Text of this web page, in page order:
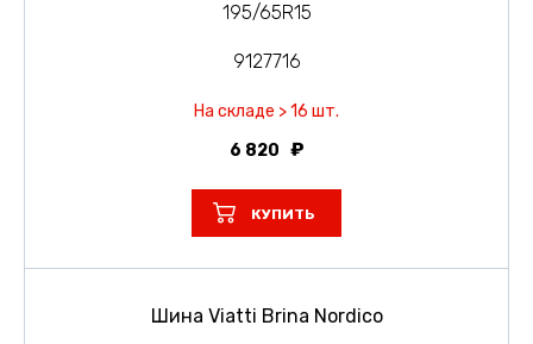
195/65R15
9127716
На складе > 16 шт.
6 820
КУПИТЬ
Шина Viatti Brina Nordico